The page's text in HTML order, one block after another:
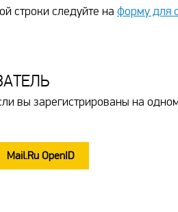
строки следуйте на форму для
вы зарегистрированы на
Mail.Ru OpenID